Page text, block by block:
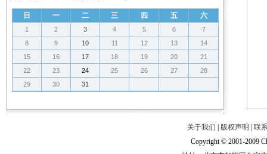
日 一 二 三 四 五 六
1 2 3 4 5 6
7
8
9 10 11 12 13
14
15
16 17 18 19 20
21
22
23 24 25 26 27
28
29
30 31
关于我们 版权声明
联
Copyright © 2001-2009